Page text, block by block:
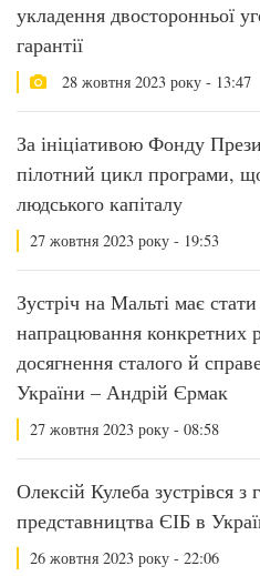
укладення двосторонньої
гарантії
28 жовтня 2023 року - 13:47
За ініціативою Фонду
пілотний цикл програми,
людського капіталу
27 жовтня 2023 року - 19:53
Зустріч на Мальті має
напрацювання конкретних
досягнення сталого й
України – Андрій Єрмак
27 жовтня 2023 року - 08:58
Олексій Кулеба зустрівся
представництва ЄІБ в
26 жовтня 2023 року - 22:06